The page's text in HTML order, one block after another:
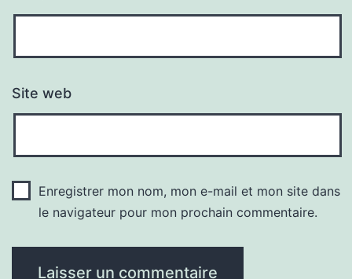
Site web
Enregistrer mon nom, mon e-mail et mon site dans
le navigateur pour mon prochain commentaire.